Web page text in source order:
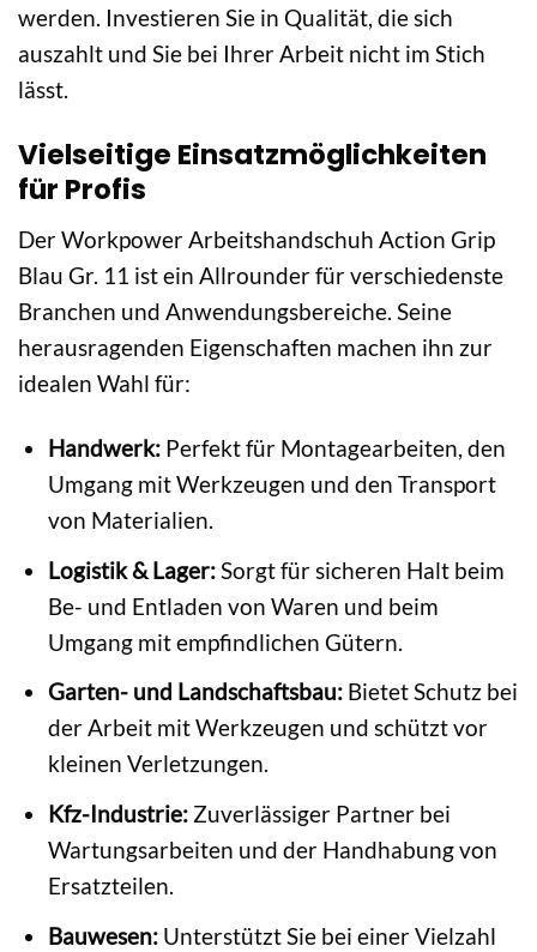
werden. Investieren Sie in Qualität, die sich
auszahlt und Sie bei Ihrer Arbeit nicht im Stich
lässt.
Vielseitige Einsatzmöglichkeiten
für Profis
Der Workpower Arbeitshandschuh Action Grip
Blau Gr. 11 ist ein Allrounder für verschiedenste
Branchen und Anwendungsbereiche. Seine
herausragenden Eigenschaften machen ihn zur
idealen Wahl für:
Handwerk:Perfekt für Montagearbeiten, den
Umgang mit Werkzeugen und den Transport
von Materialien.
Logistik & Lager:Sorgt für sicheren Halt beim
Be- und Entladen von Waren und beim
Umgang mit empfindlichen Gütern.
Garten- und Landschaftsbau:Bietet Schutz bei
der Arbeit mit Werkzeugen und schützt vor
kleinen Verletzungen.
Kfz-Industrie:Zuverlässiger Partner bei
Wartungsarbeiten und der Handhabung von
Ersatzteilen.
Bauwesen:Unterstützt Sie bei einer Vielzahl